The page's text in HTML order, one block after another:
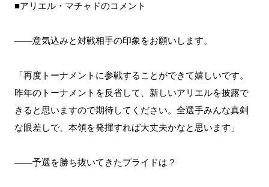
■アリエル・マチャドのコメント
――意気込みと対戦相手の印象をお願いします。
「再度トーナメントに参戦することができて嬉しいです。
昨年のトーナメントを反省して、新しいアリエルを披露で
きると思いますので期待してください。全選手みんな真剣
な眼差しで、本領を発揮すれば大丈夫かなと思います」
――予選を勝ち抜いてきたプライドは？